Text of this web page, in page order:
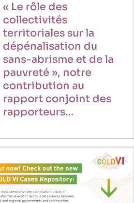
« Le rôle des
collectivités
territoriales sur la
dépénalisation du
sans-abrisme et de la
pauvreté », notre
contribution au
rapport conjoint des
rapporteurs…